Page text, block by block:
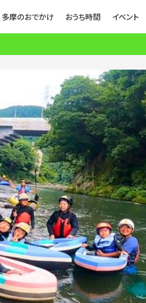
多摩のおでかけ おうち時間 イベント